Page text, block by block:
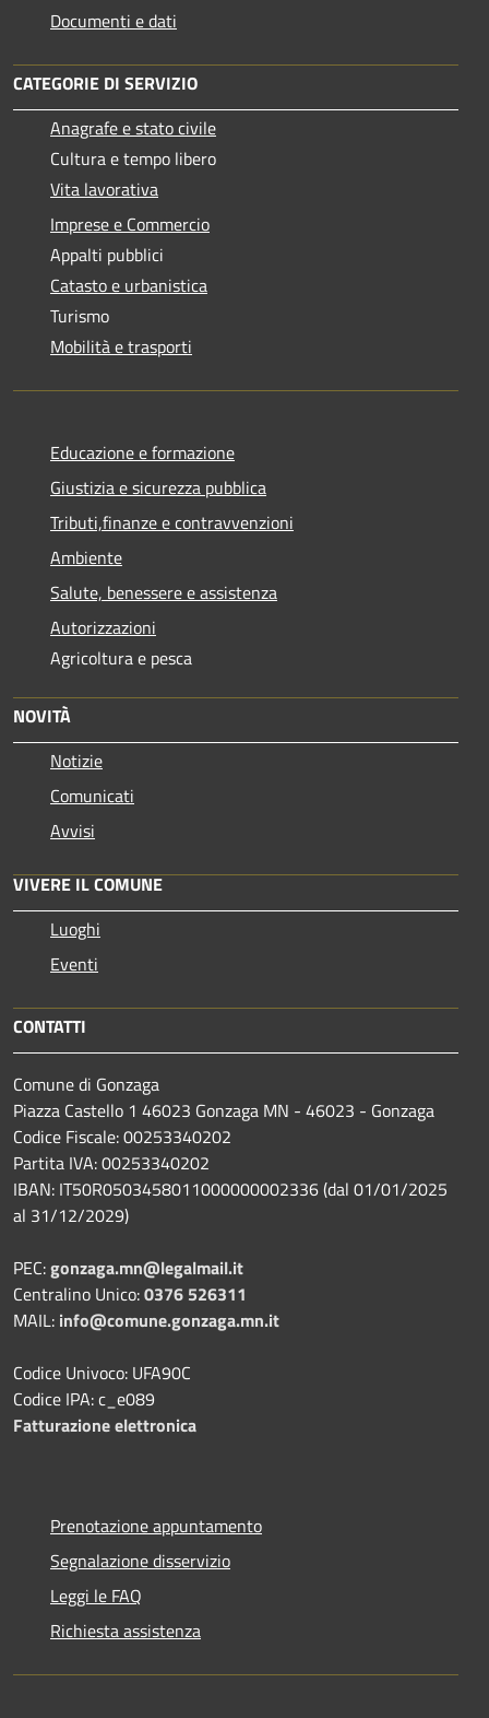
Documenti e dati
CATEGORIE DI SERVIZIO
Anagrafe e stato civile
Cultura e tempo libero
Vita lavorativa
Imprese e Commercio
Appalti pubblici
Catasto e urbanistica
Turismo
Mobilità e trasporti
Educazione e formazione
Giustizia e sicurezza pubblica
Tributi,finanze e contravvenzioni
Ambiente
Salute, benessere e assistenza
Autorizzazioni
Agricoltura e pesca
NOVITÀ
Notizie
Comunicati
Avvisi
VIVERE IL COMUNE
Luoghi
Eventi
CONTATTI
Comune di Gonzaga
Piazza Castello 1 46023 Gonzaga MN - 46023 - Gonzaga
Codice Fiscale: 00253340202
Partita IVA: 00253340202
IBAN: IT50R0503458011000000002336 (dal 01/01/2025
al 31/12/2029)
PEC:gonzaga.mn@legalmail.it
Centralino Unico:0376 526311
MAIL: info@comune.gonzaga.mn.it
Codice Univoco: UFA90C
Codice IPA: c_e089
Fatturazione elettronica
Prenotazione appuntamento
Segnalazione disservizio
Leggi le FAQ
Richiesta assistenza